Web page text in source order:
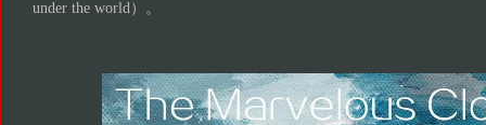
under the world）。